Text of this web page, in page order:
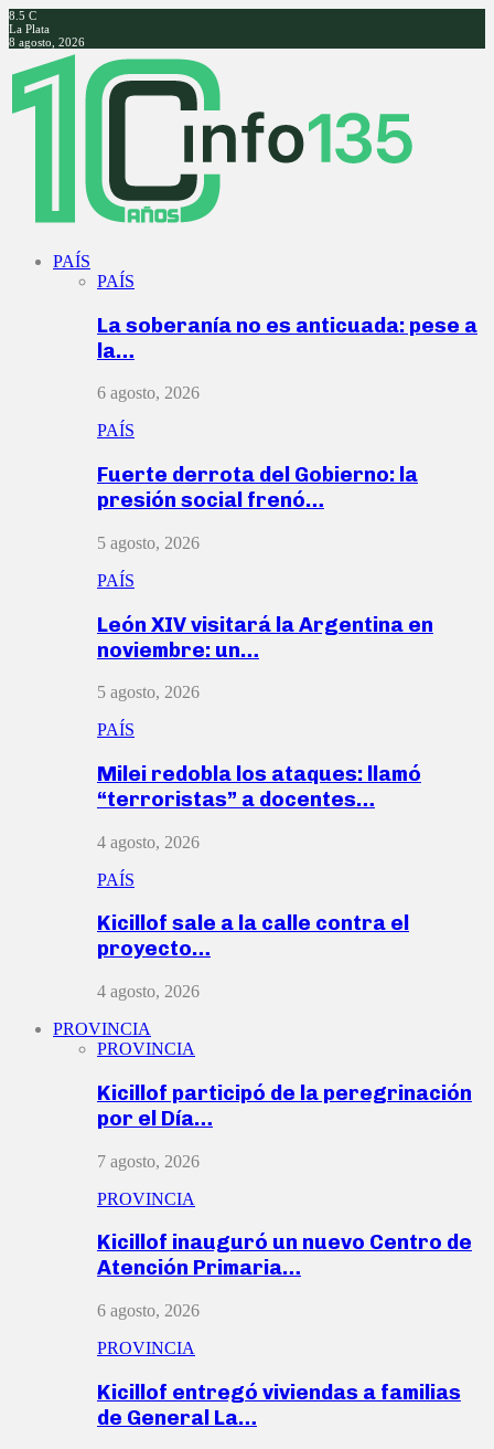
8.5 C
La Plata
8 agosto, 2026
Facebook
Twitter
Instagram
Youtube
PAÍS
PAÍS
La soberanía no es anticuada: pese a
la…
6 agosto, 2026
PAÍS
Fuerte derrota del Gobierno: la
presión social frenó…
5 agosto, 2026
PAÍS
León XIV visitará la Argentina en
noviembre: un…
5 agosto, 2026
PAÍS
Milei redobla los ataques: llamó
“terroristas” a docentes…
4 agosto, 2026
PAÍS
Kicillof sale a la calle contra el
proyecto…
4 agosto, 2026
PROVINCIA
PROVINCIA
Kicillof participó de la peregrinación
por el Día…
7 agosto, 2026
PROVINCIA
Kicillof inauguró un nuevo Centro de
Atención Primaria…
6 agosto, 2026
PROVINCIA
Kicillof entregó viviendas a familias
de General La…